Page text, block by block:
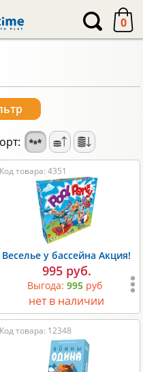
0
Код товара: 4351
Веселье у бассейна Акция!
995 руб.
Выгода: 995руб
нет в наличии
Код товара: 12348